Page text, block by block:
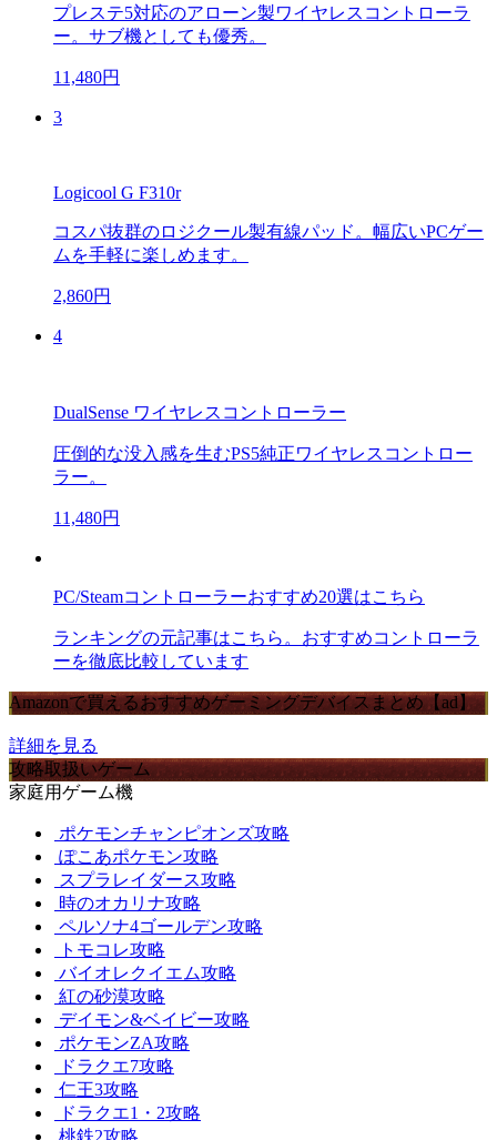
プレステ5対応のアローン製ワイヤレスコントローラ
ー。サブ機としても優秀。
11,480円
3
Logicool G F310r
コスパ抜群のロジクール製有線パッド。幅広いPCゲー
ムを手軽に楽しめます。
2,860円
4
DualSense ワイヤレスコントローラー
圧倒的な没入感を生むPS5純正ワイヤレスコントロー
ラー。
11,480円
PC/Steamコントローラーおすすめ20選はこちら
ランキングの元記事はこちら。おすすめコントローラ
ーを徹底比較しています
Amazonで買えるおすすめゲーミングデバイスまとめ【ad】
詳細を見る
攻略取扱いゲーム
家庭用ゲーム機
ポケモンチャンピオンズ攻略
ぽこあポケモン攻略
スプラレイダース攻略
時のオカリナ攻略
ペルソナ4ゴールデン攻略
トモコレ攻略
バイオレクイエム攻略
紅の砂漠攻略
デイモン&ベイビー攻略
ポケモンZA攻略
ドラクエ7攻略
仁王3攻略
ドラクエ1・2攻略